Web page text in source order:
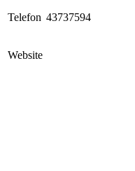
Telefon 43737594
Website